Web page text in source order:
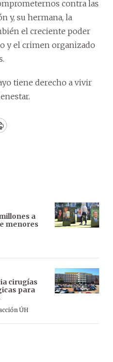
contra las
y, su hermana, la
el creciente poder
y el crimen organizado
tiene derecho a vivir
a
menores
cirugías
para
ÚH